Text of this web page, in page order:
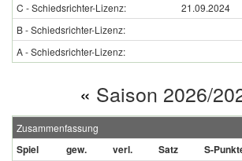
C - Schiedsrichter-Lizenz:
21.09.2024
B - Schiedsrichter-Lizenz:
A - Schiedsrichter-Lizenz:
« Saison 2026/
Zusammenfassung
Spiel gew. verl. Satz S-